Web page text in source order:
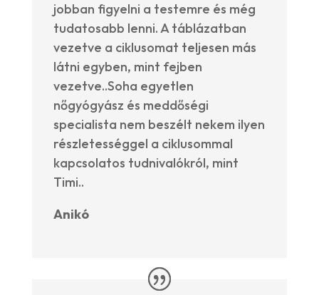
jobban figyelni a testemre és még
tudatosabb lenni. A táblázatban
vezetve a ciklusomat teljesen más
látni egyben, mint fejben
vezetve..Soha egyetlen
nőgyógyász és meddőségi
specialista nem beszélt nekem ilyen
részletességgel a ciklusommal
kapcsolatos tudnivalókról, mint
Timi..
Anikó